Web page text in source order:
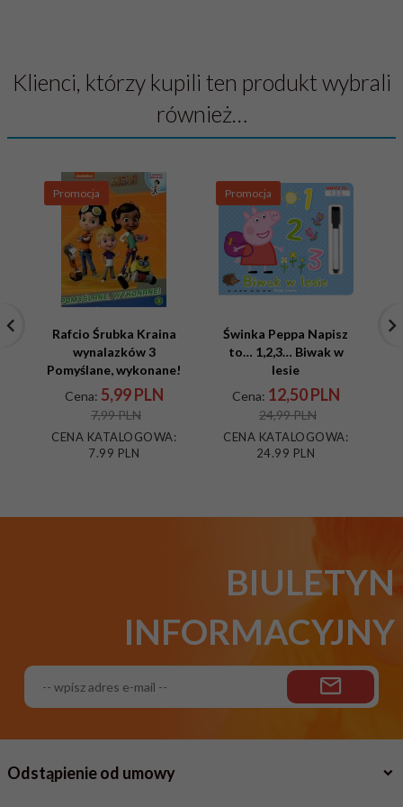
Klienci, którzy kupili ten produkt wybrali
również…
Promocja
Rafcio Śrubka Kraina
wynalazków 3
Pomyślane, wykonane!
Cena: 5,99 PLN
7,99 PLN
CENA KATALOGOWA:
7.99 PLN
Promocja
Świnka Peppa Napisz
to… 1,2,3… Biwak w
lesie
Cena: 12,50 PLN
24,99 PLN
CENA KATALOGOWA:
24.99 PLN
BIULETYN
INFORMACYJNY
Odstąpienie od umowy